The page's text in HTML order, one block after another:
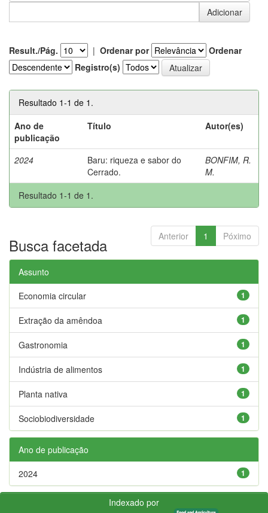
Result./Pág. | Ordenar por
Ordenar
Registro(s)
Resultado 1-1 de 1.
Ano de
publicação
Título Autor(es)
2024
Baru: riqueza e sabor do
Cerrado.
BONFIM, R.
M.
Resultado 1-1 de 1.
Anterior 1 Póximo
Busca facetada
Assunto
1
Economia circular
1
Extração da amêndoa
1
Gastronomia
1
Indústria de alimentos
1
Planta nativa
1
Sociobiodiversidade
Ano de publicação
1
2024
Indexado por